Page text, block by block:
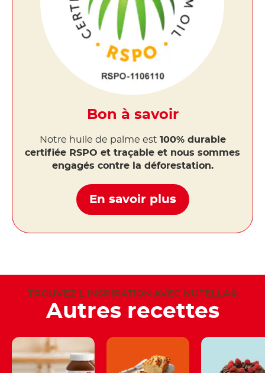
Bon à savoir
Notre huile de palme est 100% durable
certifiée RSPO et traçable et nous sommes
engagés contre la déforestation.
En savoir plus
TROUVEZ L'INSPIRATION AVEC NUTELLA®
Autres recettes